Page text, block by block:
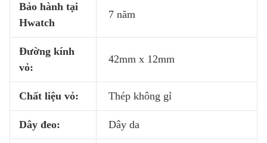
Bảo hành tại
Hwatch
7 năm
Đường kính
vỏ:
42mm x 12mm
Chất liệu vỏ: Thép không gỉ
Dây đeo: Dây da